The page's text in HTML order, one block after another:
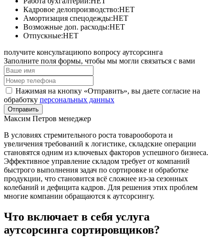
Кадровое делопроизводство:НЕТ
Амортизация спецодежды:НЕТ
Возможные доп. расходы:НЕТ
Отпускные:НЕТ
получите консультациюпо вопросу аутсорсинга
Заполните поля формы, чтобы мы могли связаться с вами
Нажимая на кнопку «Отправить», вы даете согласие на
обработку персональных данных
Отправить
Максим Петров менеджер
В условиях стремительного роста товарооборота и
увеличения требований к логистике, складские операции
становятся одним из ключевых факторов успешного бизнеса.
Эффективное управление складом требует от компаний
быстрого выполнения задач по сортировке и обработке
продукции, что становится всё сложнее из-за сезонных
колебаний и дефицита кадров. Для решения этих проблем
многие компании обращаются к аутсорсингу.
Что включает в себя услуга
аутсорсинга сортировщиков?